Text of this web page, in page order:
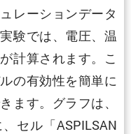
レーションデータ
験では、電圧、温
計算されます。こ
の有効性を簡単に
ます。グラフは、
セル「ASPILSAN